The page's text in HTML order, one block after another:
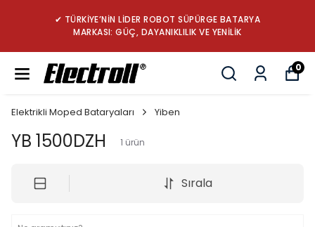
✔ TÜRKİYE’NİN LİDER ROBOT SÜPÜRGE BATARYA
MARKASI: GÜÇ, DAYANIKLILIK VE YENİLİK
0
Elektrikli Moped Bataryaları Yiben
YB 1500DZH 1 ürün
Sırala